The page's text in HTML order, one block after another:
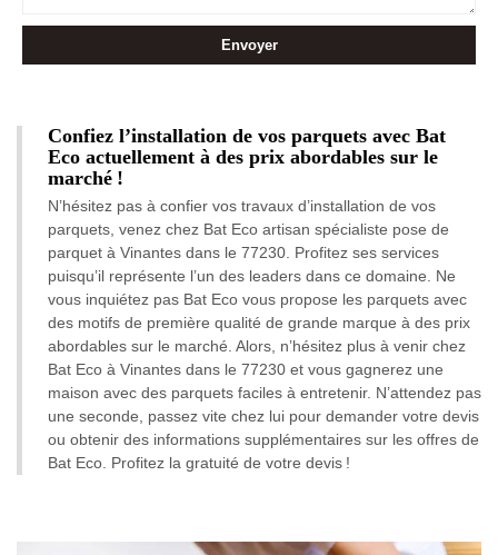
Confiez l’installation de vos parquets avec Bat
Eco actuellement à des prix abordables sur le
marché !
N’hésitez pas à confier vos travaux d’installation de vos
parquets, venez chez Bat Eco artisan spécialiste pose de
parquet à Vinantes dans le 77230. Profitez ses services
puisqu’il représente l’un des leaders dans ce domaine. Ne
vous inquiétez pas Bat Eco vous propose les parquets avec
des motifs de première qualité de grande marque à des prix
abordables sur le marché. Alors, n’hésitez plus à venir chez
Bat Eco à Vinantes dans le 77230 et vous gagnerez une
maison avec des parquets faciles à entretenir. N’attendez pas
une seconde, passez vite chez lui pour demander votre devis
ou obtenir des informations supplémentaires sur les offres de
Bat Eco. Profitez la gratuité de votre devis !